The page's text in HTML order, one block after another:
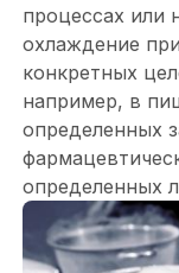
процессах или
охлаждение
конкретных
например, в
определенных
определенных